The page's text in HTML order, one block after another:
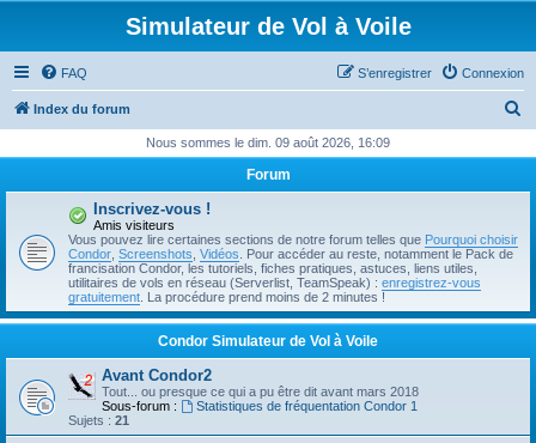
Simulateur de Vol à Voile
FAQ Connexion
S’enregistrer
Index du forum
h
h
Nous sommes le dim. 09 août 2026, 16:09
Forum
Inscrivez-vous !
Amis visiteurs
Vous pouvez lire certaines sections de notre forum telles que Pourquoi choisir
Condor Screenshots Vidéos . Pour accéder au reste, notamment le Pack de
francisation Condor, les tutoriels, fiches pratiques, astuces, liens utiles,
utilitaires de vols en réseau (Serverlist, TeamSpeak) : enregistrez-vous
gratuitement . La procédure prend moins de 2 minutes !
Condor Simulateur de Vol à Voile
Avant Condor2
Tout... ou presque ce qui a pu être dit avant mars 2018
Sous-forum :
Statistiques de fréquentation Condor 1
Sujets : 21